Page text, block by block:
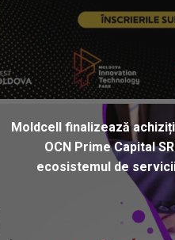
Moldcell finalizează
OCN Prime Capital
ecosistemul de